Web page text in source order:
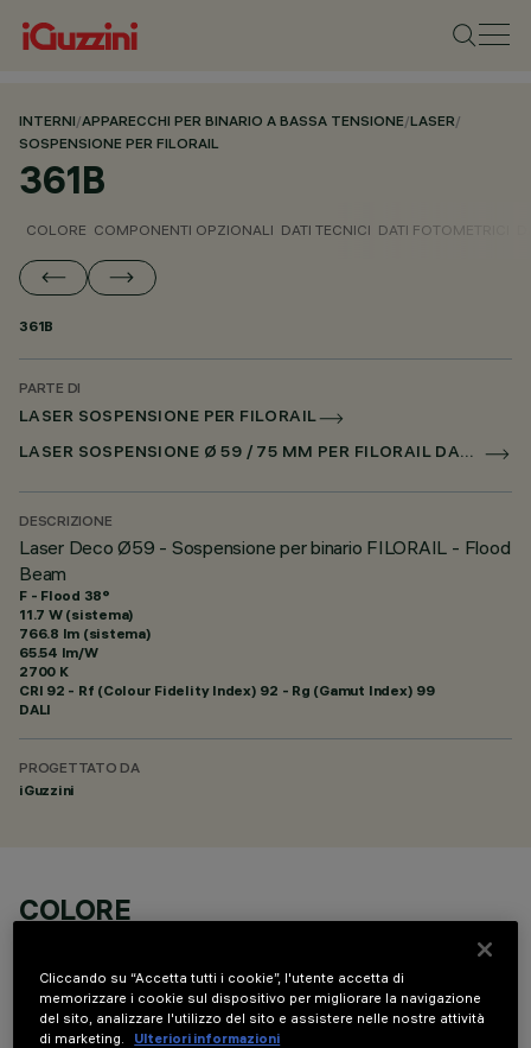
INTERNI/APPARECCHI PER BINARIO A BASSA TENSIONE/LASER/
SOSPENSIONE PER FILORAIL
361B
COLORE COMPONENTI OPZIONALI DATI TECNICI DATI FOTOMETRICI
361B
PARTE DI
LASER SOSPENSIONE PER FILORAIL
LASER SOSPENSIONE Ø 59 / 75 MM PER FILORAIL DALI POWERLINE
DESCRIZIONE
Laser Deco Ø59 - Sospensione per binario FILORAIL - Flood
Beam
F - Flood 38°
11.7 W (sistema)
766.8 lm (sistema)
65.54 lm/W
2700 K
CRI 92 - Rf (Colour Fidelity Index) 92 - Rg (Gamut Index) 99
DALI
PROGETTATO DA
iGuzzini
COLORE
Cliccando su “Accetta tutti i cookie”, l'utente accetta di
memorizzare i cookie sul dispositivo per migliorare la navigazione
del sito, analizzare l'utilizzo del sito e assistere nelle nostre attività
di marketing.
Ulteriori informazioni